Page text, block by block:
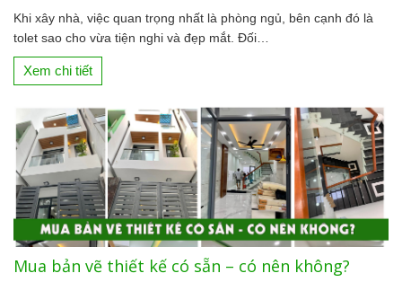
Khi xây nhà, việc quan trọng nhất là phòng ngủ, bên cạnh đó là
tolet sao cho vừa tiện nghi và đẹp mắt. Đối…
Xem chi tiết
Mua bản vẽ thiết kế có sẵn – có nên không?